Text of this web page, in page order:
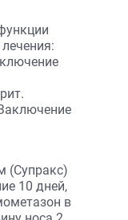
(Супракс)
10 дней,
в